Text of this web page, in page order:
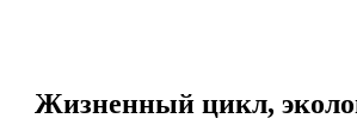
Жизненный цикл,